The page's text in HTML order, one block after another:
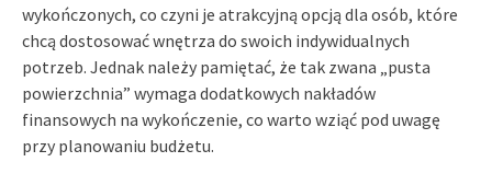
wykończonych, co czyni je atrakcyjną opcją dla osób, które
chcą dostosować wnętrza do swoich indywidualnych
potrzeb. Jednak należy pamiętać, że tak zwana „pusta
powierzchnia” wymaga dodatkowych nakładów
finansowych na wykończenie, co warto wziąć pod uwagę
przy planowaniu budżetu.